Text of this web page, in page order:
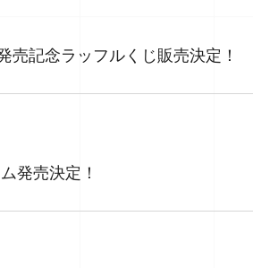
売記念ラッフルくじ販売決定！
発売決定！